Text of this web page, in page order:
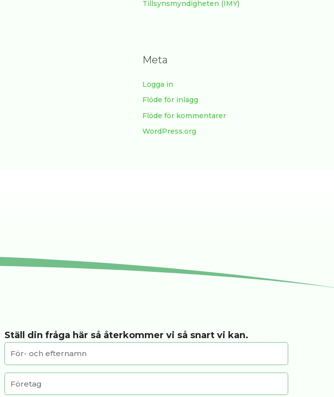
Tillsynsmyndigheten (IMY)
Meta
Logga in
Flöde för inlägg
Flöde för kommentarer
WordPress.org
Ställ din fråga här så återkommer vi så snart vi kan.